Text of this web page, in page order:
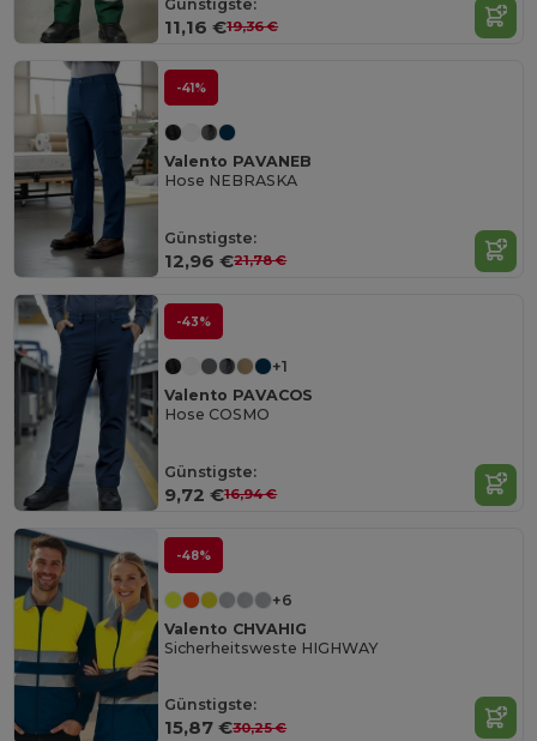
Günstigste:
11,16 €19,36 €
-41%
Valento PAVANEB
Hose NEBRASKA
Günstigste:
12,96 €21,78 €
-43%
+1
Valento PAVACOS
Hose COSMO
Günstigste:
9,72 €16,94 €
-48%
+6
Valento CHVAHIG
Sicherheitsweste HIGHWAY
Günstigste:
15,87 €30,25 €